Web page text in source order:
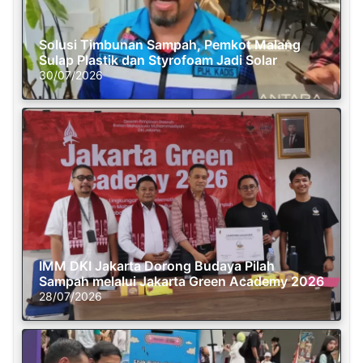
Solusi Timbunan Sampah, Pemkot Malang
Sulap Plastik dan Styrofoam Jadi Solar
30/07/2026
IMM DKI Jakarta Dorong Budaya Pilah
Sampah melalui Jakarta Green Academy 2026
28/07/2026